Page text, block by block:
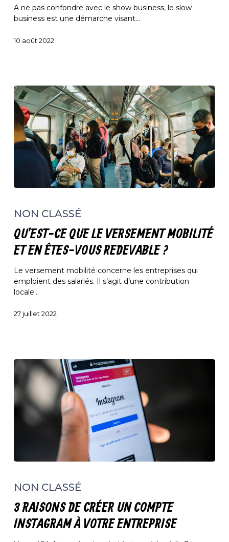
entrepreneuriat)
?
A ne pas confondre avec le show business, le slow
business est une démarche visant…
10 août 2022
que
versement
mobilité
et
en
êtes-
vous
?
NON CLASSÉ
QU’EST-CE QUE LE VERSEMENT MOBILITÉ
ET EN ÊTES-VOUS REDEVABLE ?
Le versement mobilité concerne les entreprises qui
emploient des salariés. Il s’agit d’une contribution
locale…
27 juillet 2022
de
un
compte
Instagram
NON CLASSÉ
3 RAISONS DE CRÉER UN COMPTE
INSTAGRAM À VOTRE ENTREPRISE